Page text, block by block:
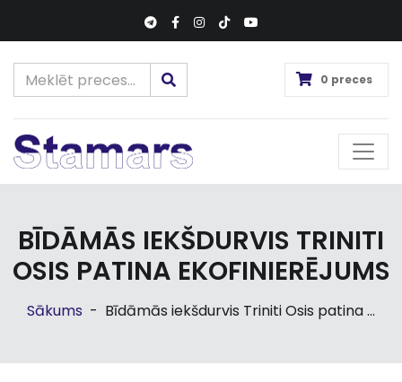
0 preces
BĪDĀMĀS IEKŠDURVIS TRINITI
OSIS PATINA EKOFINIERĒJUMS
Sākums - Bīdāmās iekšdurvis Triniti Osis patina ...